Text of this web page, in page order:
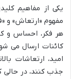
یکی از مفاهیم
مفهوم «ارتعاش» و
هر فکر، احساس و
کائنات ارسال می
امید، ارتعاشات
جذب کنند، در حالی